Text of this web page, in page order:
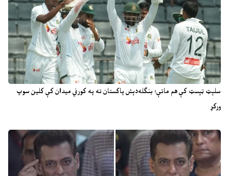
سلېټ ټېسټ کې هم ماتې؛ بنګله‌دېش پاکستان ته په کورني میدان کې کلین سوپ
ورکړ